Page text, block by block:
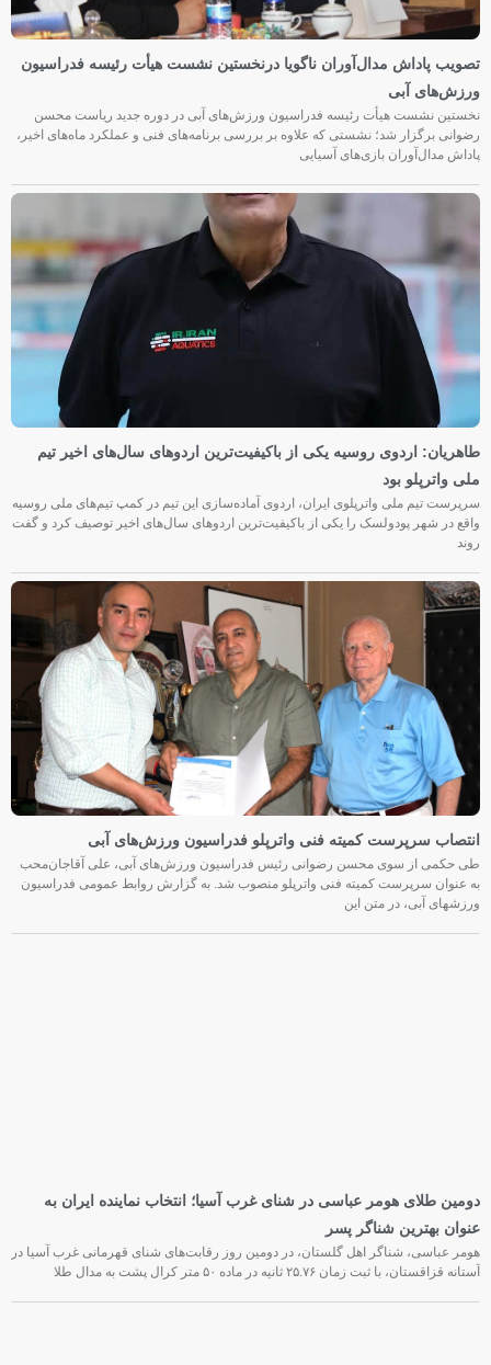
تصویب پاداش مدال‌آوران ناگویا درنخستین نشست هیأت رئیسه فدراسیون
ورزش‌های آبی
نخستین نشست هیأت رئیسه فدراسیون ورزش‌های آبی در دوره جدید ریاست محسن
رضوانی برگزار شد؛ نشستی که علاوه بر بررسی برنامه‌های فنی و عملکرد ماه‌های اخیر،
پاداش مدال‌آوران بازی‌های آسیایی
طاهریان: اردوی روسیه یکی از باکیفیت‌ترین اردوهای سال‌های اخیر تیم
ملی واترپلو بود
سرپرست تیم ملی واترپلوی ایران، اردوی آماده‌سازی این تیم در کمپ تیم‌های ملی روسیه
واقع در شهر پودولسک را یکی از باکیفیت‌ترین اردوهای سال‌های اخیر توصیف کرد و گفت
روند
انتصاب سرپرست کمیته فنی واترپلو فدراسیون ورزش‌های آبی
طی حکمی از سوی محسن رضوانی رئیس فدراسیون ورزش‌های آبی، علی آقاجان‌محب
به عنوان سرپرست کمیته فنی واترپلو منصوب شد. به گزارش روابط عمومی فدراسیون
ورزشهای آبی، در متن این
دومین طلای هومر عباسی در شنای غرب آسیا؛ انتخاب نماینده ایران به
عنوان بهترین شناگر پسر
هومر عباسی، شناگر اهل گلستان، در دومین روز رقابت‌های شنای قهرمانی غرب آسیا در
آستانه قزاقستان، با ثبت زمان ۲۵.۷۶ ثانیه در ماده ۵۰ متر کرال پشت به مدال طلا